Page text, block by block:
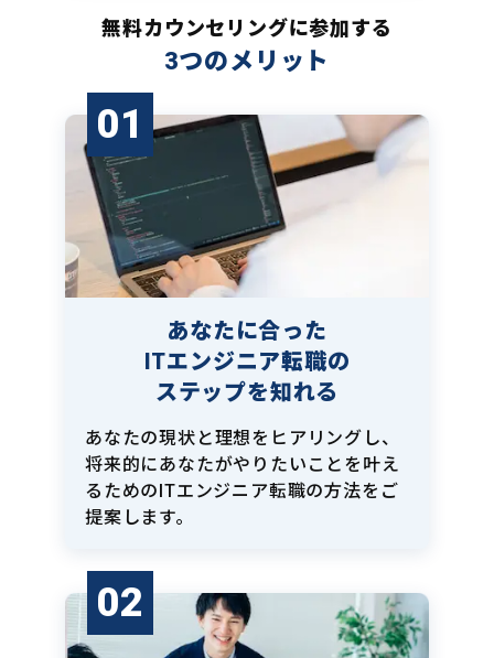
無料カウンセリングに参加する
3つのメリット
01
あなたに合った
ITエンジニア転職の
ステップを知れる
あなたの現状と理想をヒアリングし、
将来的にあなたがやりたいことを叶え
るためのITエンジニア転職の方法をご
提案します。
02